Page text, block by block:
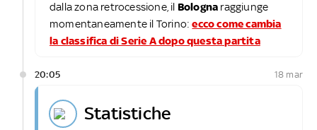
dalla zona retrocessione, il Bologna raggiunge
momentaneamente il Torino:ecco come cambia
la classifica di Serie A dopo questa partita
20:05 18 mar
statistiche